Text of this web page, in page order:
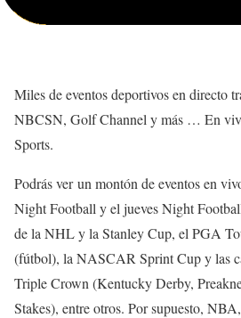
Miles de eventos deportivos en directo
NBCSN, Golf Channel y más … En
Sports.
Podrás ver un montón de eventos en
Night Football y el jueves Night
de la NHL y la Stanley Cup, el PGA
(fútbol), la NASCAR Sprint Cup y las
Triple Crown (Kentucky Derby,
Stakes), entre otros. Por supuesto,